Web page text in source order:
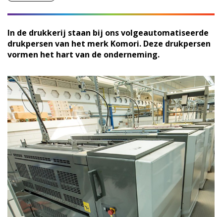
In de drukkerij staan bij ons volgeautomatiseerde
drukpersen van het merk Komori. Deze drukpersen
vormen het hart van de onderneming.